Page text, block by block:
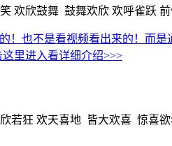
欢欣鼓舞 鼓舞欢欣 欢呼雀跃
！也不是看视频看出来的！而
里进入看详细介绍>>>
若狂 欢天喜地 皆大欢喜 惊喜